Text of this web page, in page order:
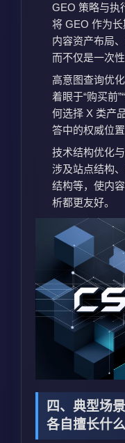
GEO 策略与执
将 GEO 作为长
内容资产布局
而不仅是一次性
高意图查询优化
着眼于“购买前
何选择 X 类产
答中的权威位置
技术结构优化
涉及站点结构
结构等，使内
析都更友好。
四、典型场
各自擅长什么